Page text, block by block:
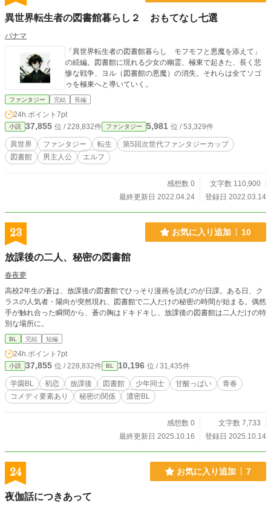
異世界転生者の図書館暮らし２ おもてなし七選
パナマ
「異世界転生者の図書館暮らし モフモフと悪魔を添えて」
の続編。図書館に現れる少女の幽霊、極東で起きた、長く悲
惨な戦争、ヨル（図書館の悪魔）の消失。それらは全てソゴ
ゥを極東へと導いていく。
ファンタジー 完結 長編
24h.ポイント 7pt
小説 37,855 位 / 228,832件 ファンタジー 5,981 位 / 53,329件
異世界 ファンタジー 転生
第5回次世代ファンタジーカップ
図書館
男主人公 エルフ
感想数 0
文字数 110,900
最終更新日 2022.04.24
登録日 2022.03.14
23 お気に入り追加 10
放課後の二人、秘密の図書館
春夜夢
高校2年生の蒼は、放課後の図書館でひっそり漫画を読むのが日課。ある日、ク
ラスの人気者・陽向が突然現れ、図書館で二人だけの秘密の時間が始まる。偶然
手が触れ合った瞬間から、蒼の胸はドキドキし、放課後の図書館は二人だけの特
別な場所に。
BL 完結 短編
24h.ポイント 7pt
小説 37,855 位 / 228,832件 BL 10,196 位 / 31,435件
学園BL 初恋 放課後 図書館 少年同士 甘酸っぱい
青春
コメディ要素あり
秘密の関係 濃密BL
感想数 0
文字数 7,733
最終更新日 2025.10.16
登録日 2025.10.14
24 お気に入り追加 7
夜伽話につきあって